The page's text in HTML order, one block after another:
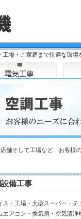
場・ご家庭まで快適な環境
舗そして工場など、お客様
備工事
ス・工場・大型スーパー・チ
エアコン・換気扇・空気清